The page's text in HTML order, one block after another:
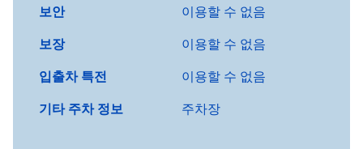
보안
이용할 수 없음
보장
이용할 수 없음
입출차 특전
이용할 수 없음
기타 주차 정보
주차장